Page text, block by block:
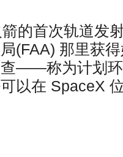
的首次轨道发
(FAA) 那里获
查——称为计划
以在 SpaceX